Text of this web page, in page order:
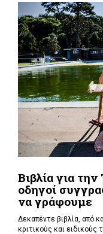
Βιβλία για
οδηγοί
να γράφουμε
Δεκαπέντε βιβλία, από
κριτικούς και ειδικούς